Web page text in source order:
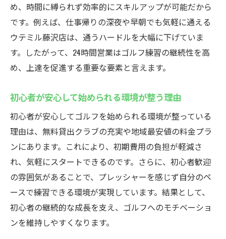
め、時間に縛られず効率的にスキルアップが可能だから
です。例えば、仕事帰りの深夜や早朝でも気軽に通える
ウテミル藤沢店は、通うハードルを大幅に下げていま
す。したがって、24時間営業はゴルフ練習の継続性を高
め、上達を促進する重要な要素と言えます。
初心者が安心して始められる環境が整う理由
初心者が安心してゴルフを始められる環境が整っている
理由は、無料貸出クラブの充実や地域最安値の料金プラ
ンにあります。これにより、初期費用の負担が軽減さ
れ、気軽にスタートできるのです。さらに、初心者歓迎
の雰囲気があることで、プレッシャーを感じず自分のペ
ースで練習できる環境が実現しています。結果として、
初心者の継続的な成長を支え、ゴルフへのモチベーショ
ンを維持しやすくなります。